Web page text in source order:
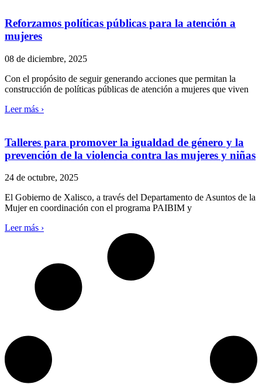
Reforzamos políticas públicas para la atención a
mujeres
08 de diciembre, 2025
Con el propósito de seguir generando acciones que permitan la
construcción de políticas públicas de atención a mujeres que viven
Leer más ›
Talleres para promover la igualdad de género y la
prevención de la violencia contra las mujeres y niñas
24 de octubre, 2025
El Gobierno de Xalisco, a través del Departamento de Asuntos de la
Mujer en coordinación con el programa PAIBIM y
Leer más ›